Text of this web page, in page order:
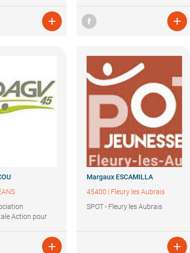
 
Action pour

Margaux ESCAMILLA
45400 | Fleury les Aubrais
SPOT - Fleury les Aubrais
